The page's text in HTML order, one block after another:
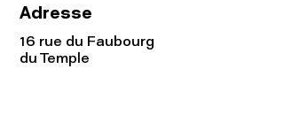
Adresse
16 rue du Faubourg
du Temple